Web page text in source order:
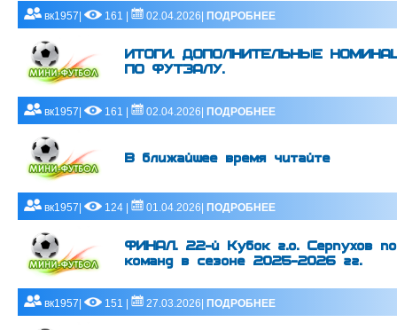
вк1957| 161 | 02.04.2026| ПОДРОБНЕЕ
ИТОГИ. ДОПОЛНИТЕЛЬНЫЕ
ПО ФУТЗАЛУ.
вк1957| 161 | 02.04.2026| ПОДРОБНЕЕ
В ближайшее время читайте
вк1957| 124 | 01.04.2026| ПОДРОБНЕЕ
ФИНАЛ. 22-й Кубок г.о. Серпухов
команд в сезоне 2025-2026 гг.
вк1957| 151 | 27.03.2026| ПОДРОБНЕЕ